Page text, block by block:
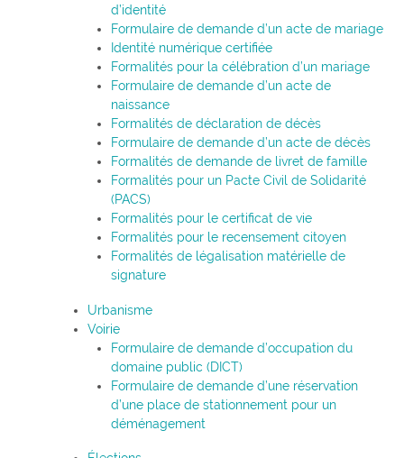
d’identité
Formulaire de demande d’un acte de mariage
Identité numérique certifiée
Formalités pour la célébration d’un mariage
Formulaire de demande d’un acte de
naissance
Formalités de déclaration de décès
Formulaire de demande d’un acte de décès
Formalités de demande de livret de famille
Formalités pour un Pacte Civil de Solidarité
(PACS)
Formalités pour le certificat de vie
Formalités pour le recensement citoyen
Formalités de légalisation matérielle de
signature
Urbanisme
Voirie
Formulaire de demande d’occupation du
domaine public (DICT)
Formulaire de demande d’une réservation
d’une place de stationnement pour un
déménagement